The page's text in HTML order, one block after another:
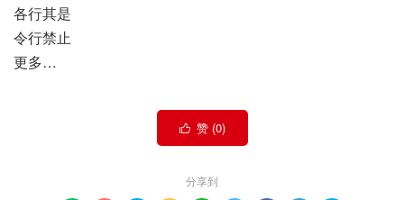
各行其是
令行禁止
更多…
 赞 (0)
分享到